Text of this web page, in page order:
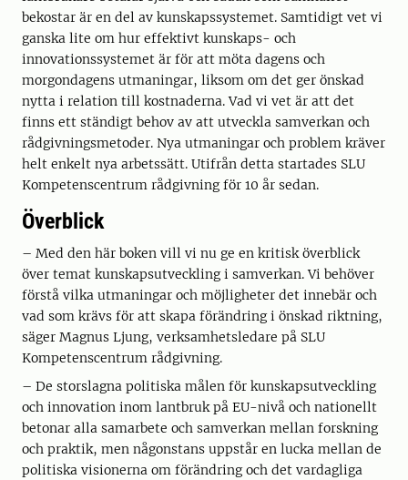
bekostar är en del av kunskapssystemet. Samtidigt vet vi
ganska lite om hur effektivt kunskaps- och
innovationssystemet är för att möta dagens och
morgondagens utmaningar, liksom om det ger önskad
nytta i relation till kostnaderna. Vad vi vet är att det
finns ett ständigt behov av att utveckla samverkan och
rådgivningsmetoder. Nya utmaningar och problem kräver
helt enkelt nya arbetssätt. Utifrån detta startades SLU
Kompetenscentrum rådgivning för 10 år sedan.
Överblick
– Med den här boken vill vi nu ge en kritisk överblick
över temat kunskapsutveckling i samverkan. Vi behöver
förstå vilka utmaningar och möjligheter det innebär och
vad som krävs för att skapa förändring i önskad riktning,
säger Magnus Ljung, verksamhetsledare på SLU
Kompetenscentrum rådgivning.
– De storslagna politiska målen för kunskapsutveckling
och innovation inom lantbruk på EU-nivå och nationellt
betonar alla samarbete och samverkan mellan forskning
och praktik, men någonstans uppstår en lucka mellan de
politiska visionerna om förändring och det vardagliga